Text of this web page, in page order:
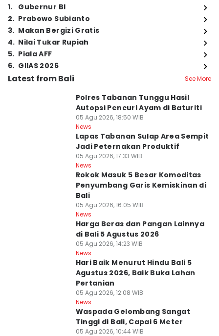
1.
Gubernur BI
2. Prabowo Subianto
3. Makan Bergizi Gratis
4. Nilai Tukar Rupiah
5. Piala AFF
6. GIIAS 2026
Latest from Bali See More
Polres Tabanan Tunggu Hasil
Autopsi Pencuri Ayam di Baturiti
05 Agu 2026, 18:50 WIB
News
Lapas Tabanan Sulap Area Sempit
Jadi Peternakan Produktif
05 Agu 2026, 17:33 WIB
News
Rokok Masuk 5 Besar Komoditas
Penyumbang Garis Kemiskinan di
Bali
05 Agu 2026, 16:05 WIB
News
Harga Beras dan Pangan Lainnya
di Bali 5 Agustus 2026
05 Agu 2026, 14:23 WIB
News
Hari Baik Menurut Hindu Bali 5
Agustus 2026, Baik Buka Lahan
Pertanian
05 Agu 2026, 12:08 WIB
News
Waspada Gelombang Sangat
Tinggi di Bali, Capai 6 Meter
05 Agu 2026, 10:44 WIB